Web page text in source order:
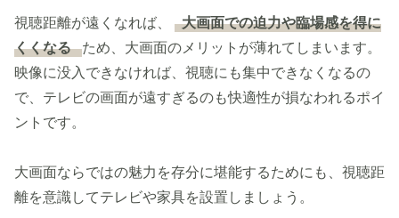
視聴距離が遠くなれば、
大画面での迫力や臨場感を得に
くくなる ため、大画面のメリットが薄れてしまいます。
映像に没入できなければ、視聴にも集中できなくなるの
で、テレビの画面が遠すぎるのも快適性が損なわれるポイ
ントです。
大画面ならではの魅力を存分に堪能するためにも、視聴距
離を意識してテレビや家具を設置しましょう。